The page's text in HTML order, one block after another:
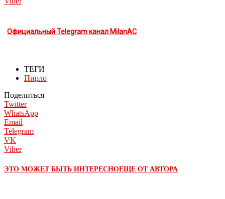
Официальный Telegram канал MilanAC
ТЕГИ
Пирло
Поделиться
Twitter
WhatsApp
Email
Telegram
VK
Viber
ЭТО МОЖЕТ БЫТЬ ИНТЕРЕСНОЕЩЕ ОТ АВТОРА